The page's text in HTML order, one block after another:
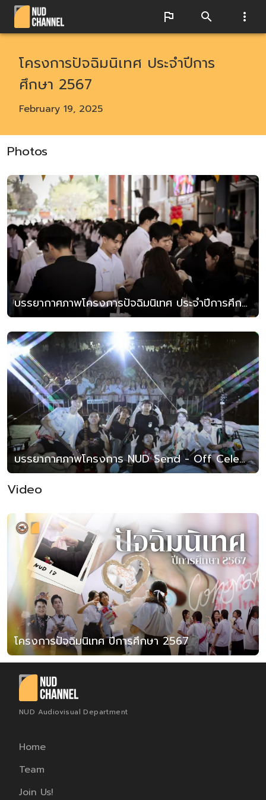
โครงการปัจฉิมนิเทศ ประจำปีการ
ศึกษา 2567
February 19, 2025
Photos
บรรยากาศภาพโครงการปัจฉิมนิเทศ ประจำปีการศึกษา 2567
บรรยากาศภาพโครงการ NUD Send - Off Celebretion
Video
โครงการปัจฉิมนิเทศ ปีการศึกษา 2567
NUD Audiovisual Department
Home
Team
Join Us!